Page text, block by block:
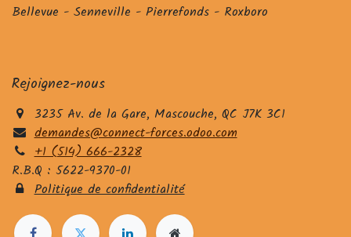
Bellevue - Senneville - Pierrefonds - Roxboro
Rejoignez-nous
3235 Av. de la Gare, Mascouche, QC J7K 3C1
demandes@connect-forces.odoo.com
+1 (514) 666-2328
R.B.Q : 5622-9370-01
Politique de confidentialité